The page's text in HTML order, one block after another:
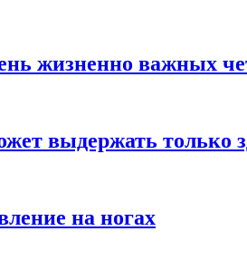
жизненно важных
выдержать только
на ногах